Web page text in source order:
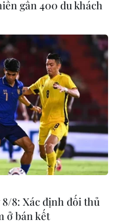
Sân bay
công căn
mạng
gần 400 du khách
8/8: Xác định đối thủ
ở bán kết